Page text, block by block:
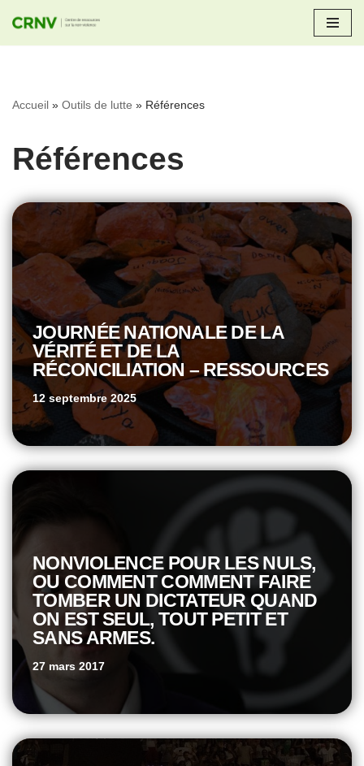
Aller
Accueil » Outils de lutte » Références
Références
JOURNÉE NATIONALE DE LA
VÉRITÉ ET DE LA
RÉCONCILIATION – RESSOURCES
12 septembre 2025
NONVIOLENCE POUR LES NULS,
OU COMMENT COMMENT FAIRE
TOMBER UN DICTATEUR QUAND
ON EST SEUL, TOUT PETIT ET
SANS ARMES.
27 mars 2017